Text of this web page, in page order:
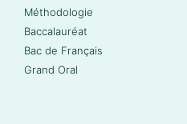
Méthodologie
Baccalauréat
Bac de Français
Grand Oral